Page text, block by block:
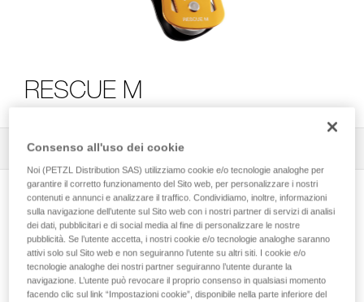
RESCUE M
Tutti i consigli tecnici 2
Come calcolare il rapporto del paranco
Consenso all'uso dei cookie
Noi (PETZL Distribution SAS) utilizziamo cookie e/o tecnologie analoghe per
garantire il corretto funzionamento del Sito web, per personalizzare i nostri
contenuti e annunci e analizzare il traffico. Condividiamo, inoltre, informazioni
sulla navigazione dell’utente sul Sito web con i nostri partner di servizi di analisi
dei dati, pubblicitari e di social media al fine di personalizzare le nostre
pubblicità. Se l’utente accetta, i nostri cookie e/o tecnologie analoghe saranno
attivi solo sul Sito web e non seguiranno l’utente su altri siti. I cookie e/o
tecnologie analoghe dei nostri partner seguiranno l’utente durante la
navigazione. L’utente può revocare il proprio consenso in qualsiasi momento
facendo clic sul link “Impostazioni cookie”, disponibile nella parte inferiore del